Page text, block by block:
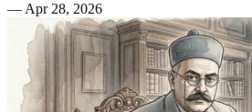
— Apr 28, 2026